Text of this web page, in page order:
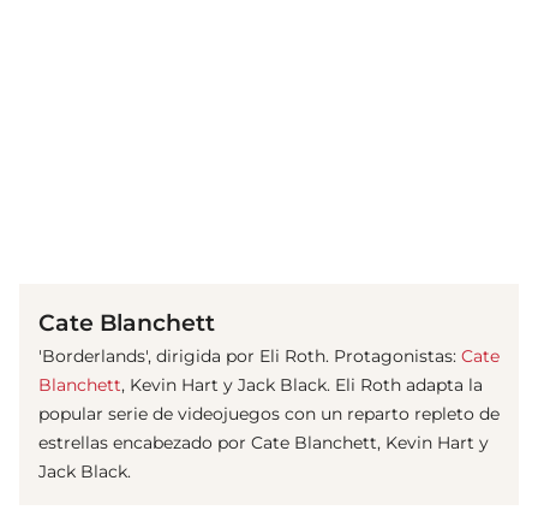
Cate Blanchett
'Borderlands', dirigida por Eli Roth. Protagonistas: Cate
Blanchett, Kevin Hart y Jack Black. Eli Roth adapta la
popular serie de videojuegos con un reparto repleto de
estrellas encabezado por Cate Blanchett, Kevin Hart y
Jack Black.